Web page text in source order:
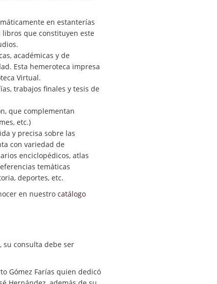
en estanterías
libros que constituyen este
académicas y de
Esta hemeroteca impresa
Virtual.
trabajos finales y tesis de
que complementan
etc.)
y precisa sobre las
con variedad de
enciclopédicos, atlas
temáticas
deportes, etc.
en nuestro catálogo
su consulta debe ser
Gómez Farías quien dedicó